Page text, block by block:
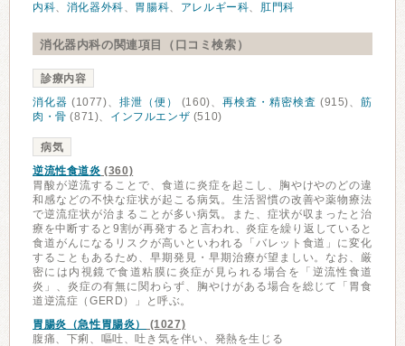
内科、 消化器外科、 胃腸科、 アレルギー科、 肛門科
消化器内科の関連項目（口コミ検索）
診療内容
消化器 (1077)、 排泄（便） (160)、再検査・精密検査 (915)、筋
肉・骨 (871)、 インフルエンザ (510)
病気
逆流性食道炎 (360)
胃酸が逆流することで、食道に炎症を起こし、胸やけやのどの違
和感などの不快な症状が起こる病気。生活習慣の改善や薬物療法
で逆流症状が治まることが多い病気。また、症状が収まったと治
療を中断すると9割が再発すると言われ、炎症を繰り返していると
食道がんになるリスクが高いといわれる「バレット食道」に変化
することもあるため、早期発見・早期治療が望ましい。なお、厳
密には内視鏡で食道粘膜に炎症が見られる場合を「逆流性食道
炎」、炎症の有無に関わらず、胸やけがある場合を総じて「胃食
道逆流症（GERD）」と呼ぶ。
胃腸炎（急性胃腸炎）
(1027)
腹痛、下痢、嘔吐、吐き気を伴い、発熱を生じる